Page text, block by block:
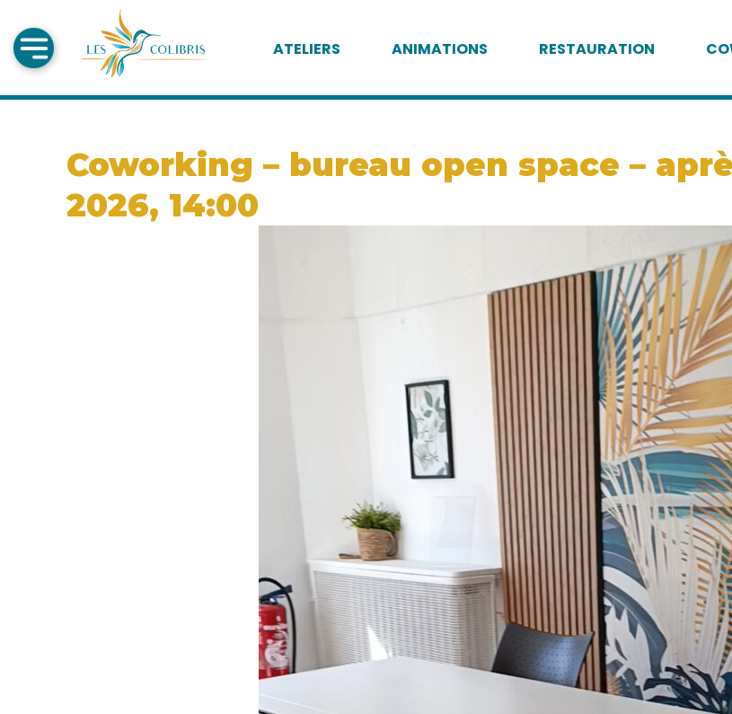
ATELIERS ANIMATIONS RESTAURATION
Coworking – bureau open space –
2026, 14:00